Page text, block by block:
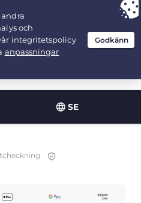
SE
2.1666666666667-years at $